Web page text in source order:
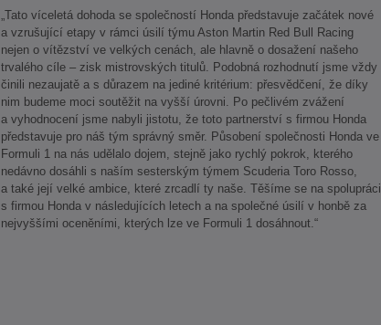
„Tato víceletá dohoda se společností Honda představuje začátek nové
a vzrušující etapy v rámci úsilí týmu Aston Martin Red Bull Racing
nejen o vítězství ve velkých cenách, ale hlavně o dosažení našeho
trvalého cíle – zisk mistrovských titulů. Podobná rozhodnutí jsme vždy
činili nezaujatě a s důrazem na jediné kritérium: přesvědčení, že díky
nim budeme moci soutěžit na vyšší úrovni. Po pečlivém zvážení
a vyhodnocení jsme nabyli jistotu, že toto partnerství s firmou Honda
představuje pro náš tým správný směr. Působení společnosti Honda ve
Formuli 1 na nás udělalo dojem, stejně jako rychlý pokrok, kterého
nedávno dosáhli s naším sesterským týmem Scuderia Toro Rosso,
a také její velké ambice, které zrcadlí ty naše. Těšíme se na spolupráci
s firmou Honda v následujících letech a na společné úsilí v honbě za
nejvyššími oceněními, kterých lze ve Formuli 1 dosáhnout.“